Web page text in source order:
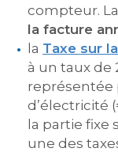
compteur.
la facture
la Taxe sur
à un taux de
représentée
d’électricité
la partie fixe
une des